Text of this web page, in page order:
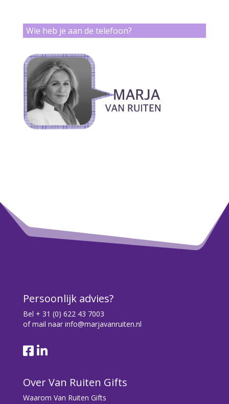
Wie heb je aan de telefoon?
Persoonlijk advies?
Bel + 31 (0) 622 43 7003
of mail naar info@marjavanruiten.nl
Over Van Ruiten Gifts
Waarom Van Ruiten Gifts